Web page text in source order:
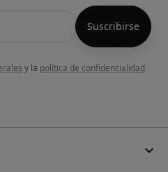

y la política de confidencialidad